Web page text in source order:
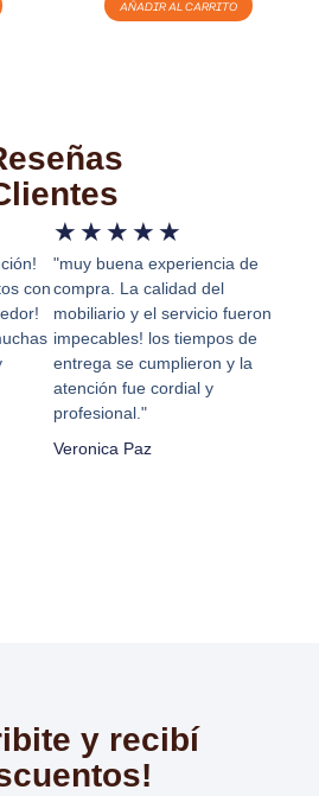
AÑADIR AL CARRITO
con
★ ★ ★ ★ ★
"muy buena experiencia de
compra. La calidad del
mobiliario y el servicio fueron
impecables! los tiempos de
entrega se cumplieron y la
atención fue cordial y
profesional."
Veronica Paz
y recibí